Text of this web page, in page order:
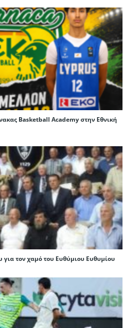
Basketball Academy στην Εθνική
τον χαμό του Ευθύμιου Ευθυμίου